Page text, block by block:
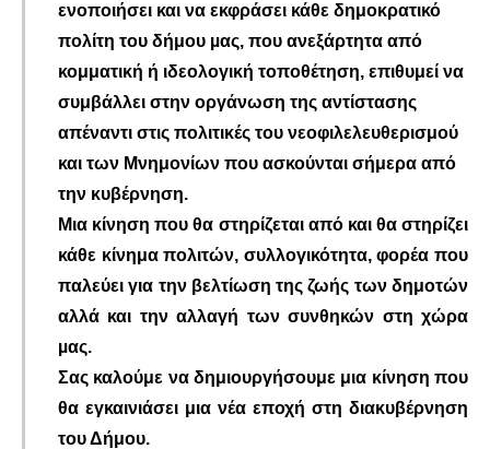
ενοποιήσει και να εκφράσει κάθε δημοκρατικό
πολίτη του δήμου µας, που ανεξάρτητα από
κομματική ή ιδεολογική τοποθέτηση, επιθυμεί να
συμβάλλει στην οργάνωση της αντίστασης
απέναντι στις πολιτικές του νεοφιλελευθερισμού
και των Μνημονίων που ασκούνται σήμερα από
την κυβέρνηση.
Μια κίνηση που θα στηρίζεται από και θα στηρίζει
κάθε κίνημα πολιτών, συλλογικότητα, φορέα που
παλεύει για την βελτίωση της ζωής των δημοτών
αλλά και την αλλαγή των συνθηκών στη χώρα
µας.
Σας καλούμε να δημιουργήσουμε μια κίνηση που
θα εγκαινιάσει μια νέα εποχή στη διακυβέρνηση
του Δήμου.